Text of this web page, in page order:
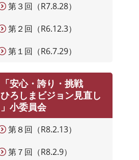
第３回（R7.8.28）
第２回（R6.12.3）
第１回（R6.7.29）
「安心・誇り・挑戦
ひろしまビジョン見直し
」小委員会
第８回（R8.2.13）
第７回（R8.2.9）